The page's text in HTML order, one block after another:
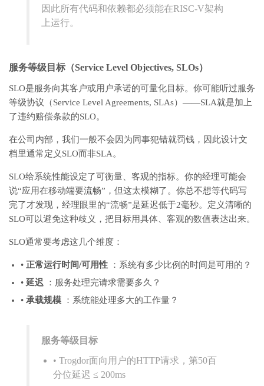
因此所有代码和依赖都必须能在RISC-V架构
上运行。
服务等级目标（Service Level Objectives, SLOs）
SLO是服务向其客户或用户承诺的可量化目标。你可能听过服务
等级协议（Service Level Agreements, SLAs）——SLA就是加上
了违约赔偿条款的SLO。
在公司内部，我们一般不会因为同事犯错就罚钱，因此设计文
档里通常定义SLO而非SLA。
SLO给系统性能设定了可衡量、客观的指标。你的经理可能会
说“应用在移动端要流畅”，但这太模糊了。你总不想等代码写
完了才发现，经理眼里的“流畅”是延迟低于2毫秒。定义清晰的
SLO可以避免这种歧义，把目标用具体、客观的数值表达出来。
SLO通常要考虑这几个维度：
• 正常运行时间/可用性 ：系统有多少比例的时间是可用的？
• 延迟 ：服务处理完请求需要多久？
• 承载规模 ：系统能处理多大的工作量？
服务等级目标
• Trogdor面向用户的HTTP请求，第50百
分位延迟 ≤ 200ms